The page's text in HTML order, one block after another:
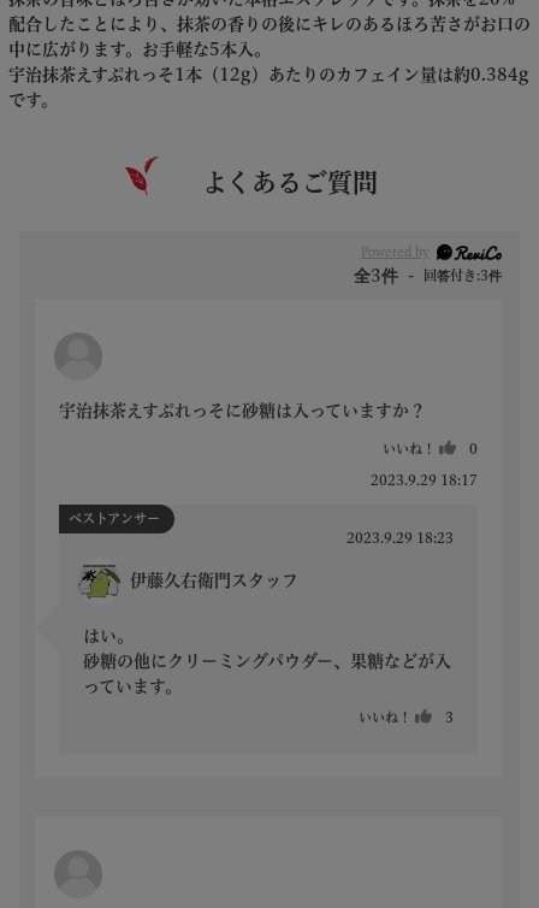
配合したことにより、抹茶の香りの後にキレのあるほろ苦さがお口の
中に広がります。お手軽な5本入。
宇治抹茶えすぷれっそ1本（12g）あたりのカフェイン量は約0.384g
です。
よくあるご質問
Powered by
全3件 回答付き:3件
宇治抹茶えすぷれっそに砂糖は入っていますか？
いいね！ 0
2023.9.29 18:17
2023.9.29 18:23
伊藤久右衛門スタッフ
はい。
砂糖の他にクリーミングパウダー、果糖などが入
っています。
いいね！ 3
ベストアンサー